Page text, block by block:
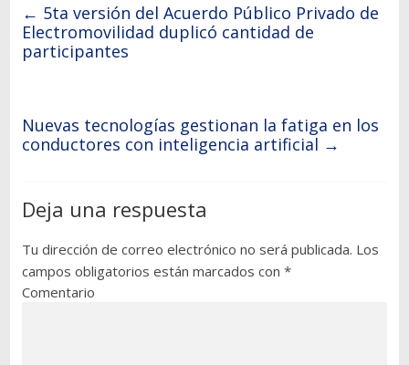
← 5ta versión del Acuerdo Público Privado de
Electromovilidad duplicó cantidad de
participantes
Nuevas tecnologías gestionan la fatiga en los
conductores con inteligencia artificial →
Deja una respuesta
Tu dirección de correo electrónico no será publicada. Los
campos obligatorios están marcados con *
Comentario